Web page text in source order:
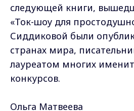
следующей книги,
«Ток-шоу для
Сиддиковой были
странах мира,
лауреатом многих
конкурсов.
Ольга Матвеева